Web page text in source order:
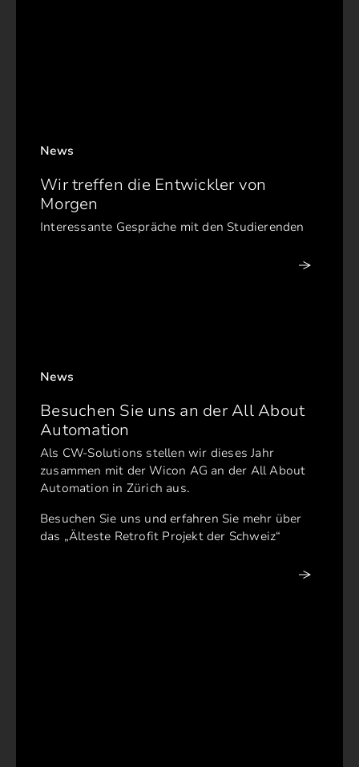
News
Wir treffen die Entwickler von
Morgen
Interessante Gespräche mit den Studierenden
News
Besuchen Sie uns an der All About
Automation
Als CW-Solutions stellen wir dieses Jahr
zusammen mit der Wicon AG an der All About
Automation in Zürich aus.
Besuchen Sie uns und erfahren Sie mehr über
das „Älteste Retrofit Projekt der Schweiz“